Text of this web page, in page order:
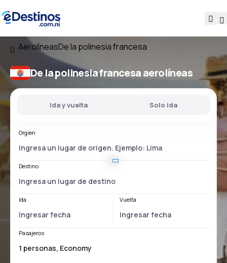
AerolíneasDe la polinesia francesa
De la polinesia francesa aerolíneas
Ida y vuelta Solo ida
Orgien
Destino
Ida Vuelta
Pasajeros